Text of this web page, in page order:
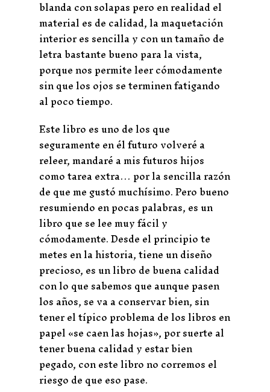
blanda con solapas pero en realidad el
material es de calidad, la maquetación
interior es sencilla y con un tamaño de
letra bastante bueno para la vista,
porque nos permite leer cómodamente
sin que los ojos se terminen fatigando
al poco tiempo.
Este libro es uno de los que
seguramente en él futuro volveré a
releer, mandaré a mis futuros hijos
como tarea extra… por la sencilla razón
de que me gustó muchísimo. Pero bueno
resumiendo en pocas palabras, es un
libro que se lee muy fácil y
cómodamente. Desde el principio te
metes en la historia, tiene un diseño
precioso, es un libro de buena calidad
con lo que sabemos que aunque pasen
los años, se va a conservar bien, sin
tener el típico problema de los libros en
papel «se caen las hojas», por suerte al
tener buena calidad y estar bien
pegado, con este libro no corremos el
riesgo de que eso pase.